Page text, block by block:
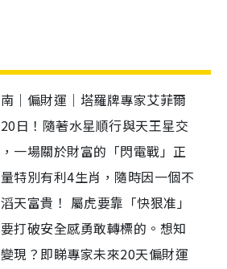
｜偏財運｜塔羅牌專家艾菲爾
日！隨著水星順行與天王星交
一場關於財富的「閃電戰」正
特別有利4生肖，隨時因一個不
天富貴！ 屬虎要靠「快狠准」
打破安全感勇敢轉標的。想知
現？即睇專家未來20天偏財運